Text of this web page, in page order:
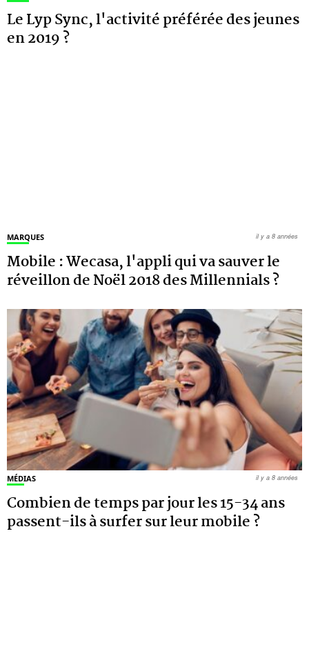
Le Lyp Sync, l'activité préférée des jeunes
en 2019 ?
MARQUES
Mobile : Wecasa, l'appli qui va sauver le
réveillon de Noël 2018 des Millennials ?
il y a 8 années
MÉDIAS
Combien de temps par jour les 15-34 ans
passent-ils à surfer sur leur mobile ?
il y a 8 années